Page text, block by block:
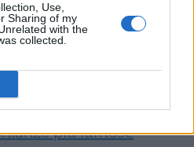
Use,
Sharing of my
with the
collected.
Levi
Levi
più famose